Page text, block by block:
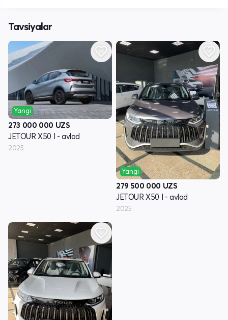
Tavsiyalar
Yangi
273 000 000 UZS
JETOUR X50 I - avlod
2025
Yangi
279 500 000 UZS
JETOUR X50 I - avlod
2025